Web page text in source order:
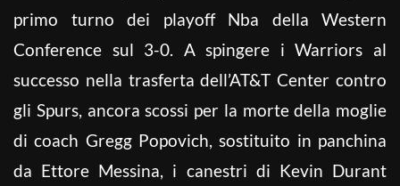
primo turno dei playoff Nba della Western
Conference sul 3-0. A spingere i Warriors al
successo nella trasferta dell’AT&T Center contro
gli Spurs, ancora scossi per la morte della moglie
di coach Gregg Popovich, sostituito in panchina
da Ettore Messina, i canestri di Kevin Durant